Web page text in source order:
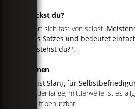
Checkst du?
Erklärt sich fast von selbst.
eines Satzes und bedeutet
"Verstehst du?".
Goonen
Das ist Slang für
Stundenlange, mittlerweile ist es
Begriff benutzbar.